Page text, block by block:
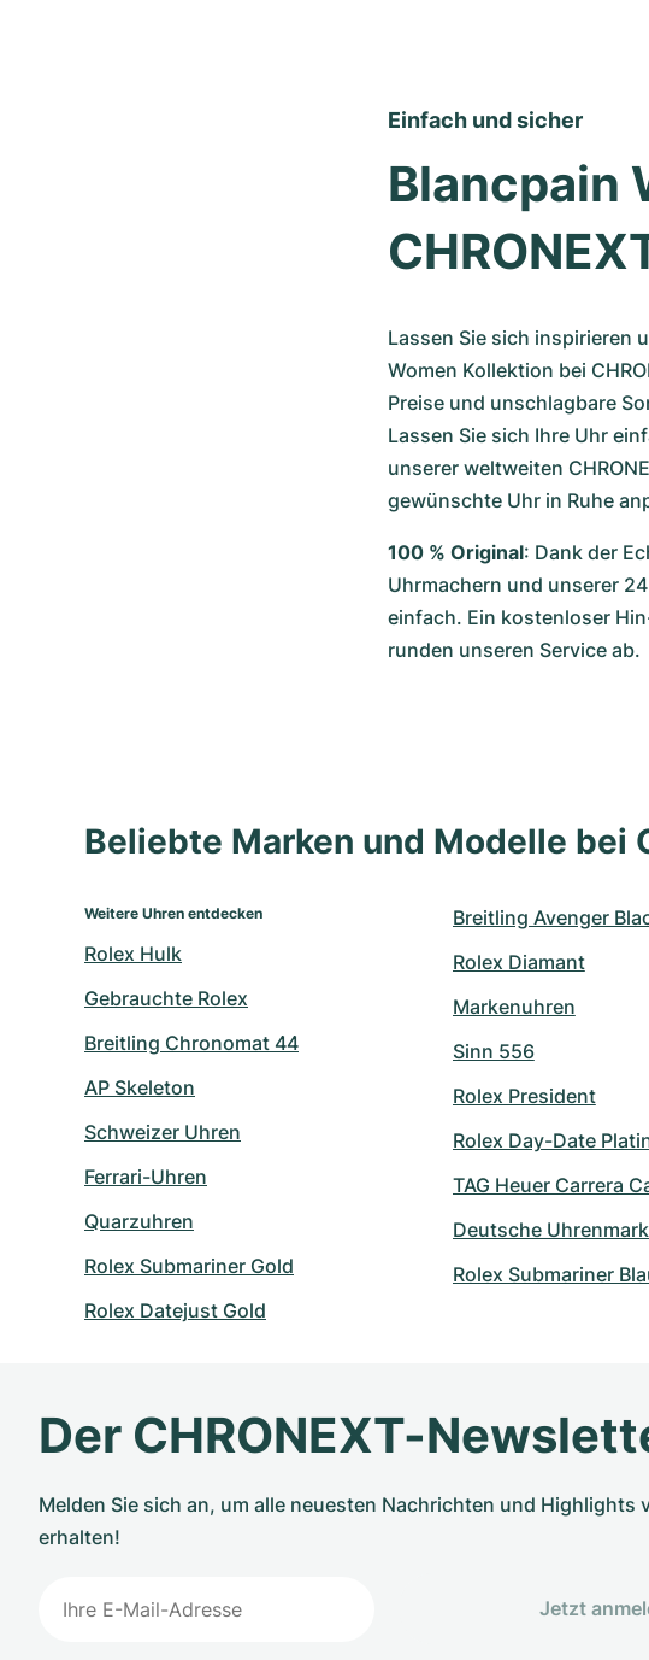
Einfach und sicher
Blancpain
Lassen Sie sich inspirieren
Women Kollektion bei
Preise und unschlagbare
Lassen Sie sich Ihre Uhr
unserer weltweiten
gewünschte Uhr in Ruhe
100 % Original: Dank der
Uhrmachern und unserer
einfach. Ein kostenloser
runden unseren Service ab.
Beliebte Marken und Modelle bei
Weitere Uhren entdecken
Rolex Hulk
Gebrauchte Rolex
Breitling Chronomat 44
AP Skeleton
Schweizer Uhren
Ferrari-Uhren
Quarzuhren
Rolex Submariner Gold
Rolex Datejust Gold
Breitling Avenger
Rolex Diamant
Markenuhren
Sinn 556
Rolex President
Rolex Day-Date
TAG Heuer Carrera
Deutsche
Rolex Submariner
Der CHRONEXT-
Melden Sie sich an, um alle neuesten Nachrichten und Highlights
erhalten!
Jetzt